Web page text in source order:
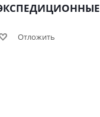
Отложить